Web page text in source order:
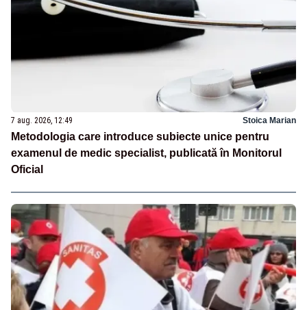
7 aug. 2026, 12:49 Stoica Marian
Metodologia care introduce subiecte unice pentru
examenul de medic specialist, publicată în Monitorul
Oficial